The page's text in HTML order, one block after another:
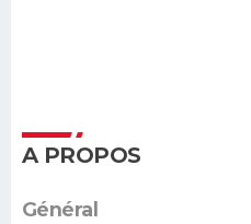
A PROPOS
Général